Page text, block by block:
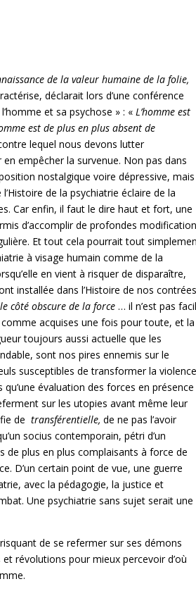
de la valeur humaine de la folie,
déclarait lors d’une conférence
et sa psychose » : «L’homme est
est de plus en plus absent de
lequel nous devons lutter
empêcher la survenue. Non pas dans
nostalgique voire dépressive, mais
de la psychiatrie éclaire de la
Car enfin, il faut le dire haut et fort, une
d’accomplir de profondes
Et tout cela pourrait tout
à visage humain comme de la
en vient à risquer de disparaître,
installée dans l’Histoire de nos contrées
le côté obscure de la force… il n’est pas
acquises une fois pour toute, et la
toujours aussi actuelle que les
sont nos pires ennemis sur le
susceptibles de transformer la violence
évaluation des forces en présence
sur les utopies avant même leur
detransférentielle, de ne pas l’avoir
socius contemporain, pétri d’un
de plus en plus complaisants à force de
D’un certain point de vue, une guerre
avec la pédagogie, la justice et
Une psychiatrie sans sujet serait une
de se refermer sur ses démons
révolutions pour mieux percevoir d’où